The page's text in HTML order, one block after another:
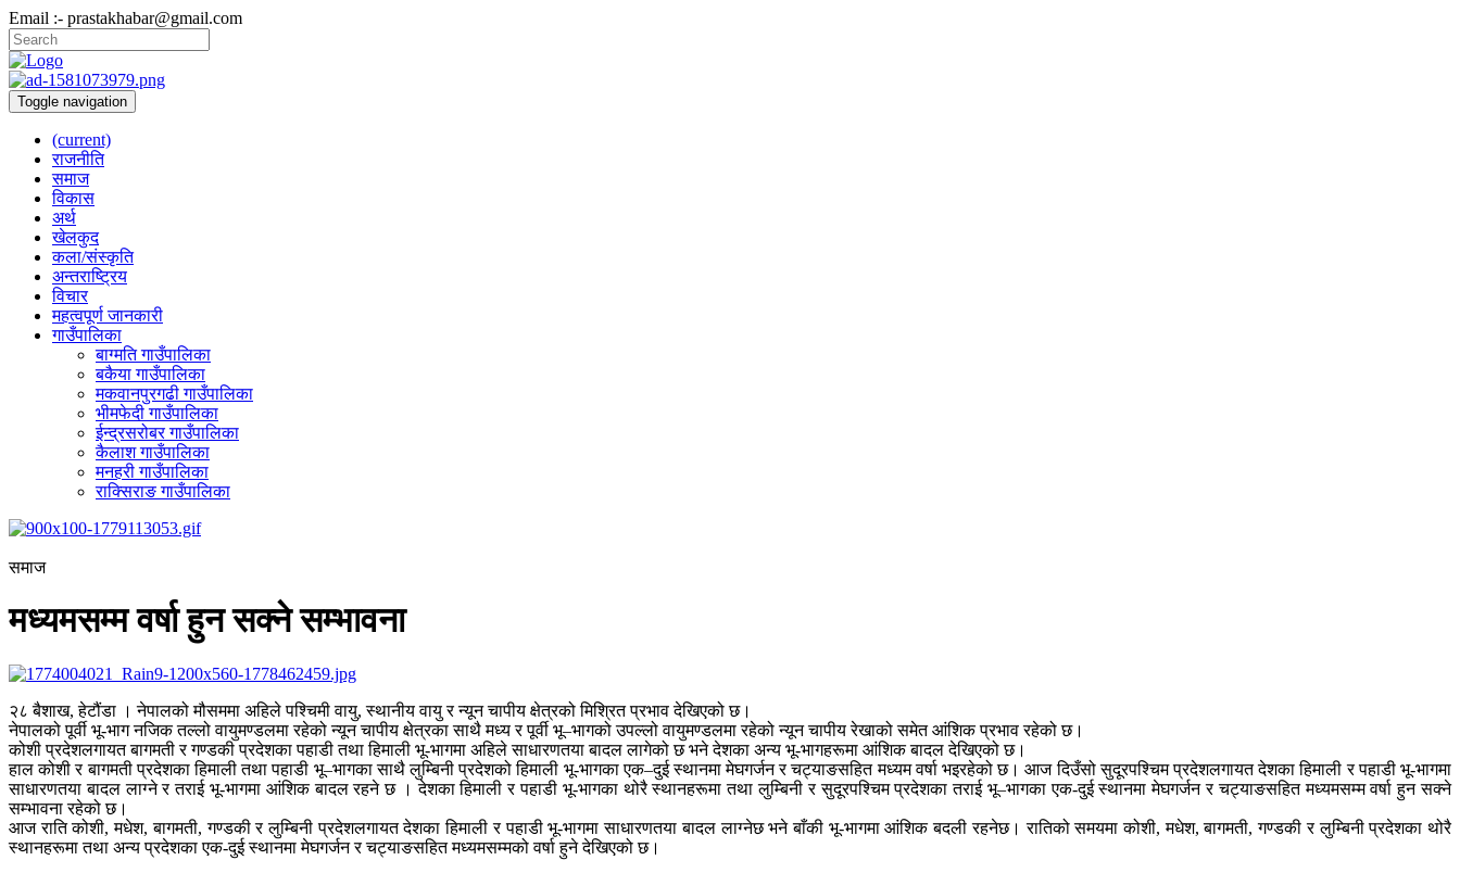
Email :- prastakhabar@gmail.com
Toggle navigation
(current)
राजनीति
समाज
विकास
अर्थ
खेलकुद
कला/संस्कृति
अन्तराष्ट्रिय
विचार
महत्वपूर्ण जानकारी
गाउँपालिका
बाग्मति गाउँपालिका
बकैया गाउँपालिका
मकवानपुरगढी गाउँपालिका
भीमफेदी गाउँपालिका
ईन्द्रसरोबर गाउँपालिका
कैलाश गाउँपालिका
मनहरी गाउँपालिका
राक्सिराङ गाउँपालिका
समाज
मध्यमसम्म वर्षा हुन सक्ने सम्भावना
२८ बैशाख, हेटौंडा । नेपालको मौसममा अहिले पश्चिमी वायु, स्थानीय वायु र न्यून चापीय क्षेत्रको मिश्रित प्रभाव देखिएको छ।
नेपालको पूर्वी भू-भाग नजिक तल्लो वायुमण्डलमा रहेको न्यून चापीय क्षेत्रका साथै मध्य र पूर्वी भू–भागको उपल्लो वायुमण्डलमा रहेको न्यून चापीय रेखाको समेत आंशिक प्रभाव रहेको छ।
कोशी प्रदेशलगायत बागमती र गण्डकी प्रदेशका पहाडी तथा हिमाली भू-भागमा अहिले साधारणतया बादल लागेको छ भने देशका अन्य भू-भागहरूमा आंशिक बादल देखिएको छ।
हाल कोशी र बागमती प्रदेशका हिमाली तथा पहाडी भू–भागका साथै लुम्बिनी प्रदेशको हिमाली भू-भागका एक–दुई स्थानमा मेघगर्जन र चट्याङसहित मध्यम वर्षा भइरहेको छ। आज दिउँसो सुदूरपश्चिम प्रदेशलगायत देशका हिमाली र पहाडी भू-भागमा
साधारणतया बादल लाग्ने र तराई भू-भागमा आंशिक बादल रहने छ । देशका हिमाली र पहाडी भू-भागका थोरै स्थानहरूमा तथा लुम्बिनी र सुदूरपश्चिम प्रदेशका तराई भू–भागका एक-दुई स्थानमा मेघगर्जन र चट्याङसहित मध्यमसम्म वर्षा हुन सक्ने
सम्भावना रहेको छ।
आज राति कोशी, मधेश, बागमती, गण्डकी र लुम्बिनी प्रदेशलगायत देशका हिमाली र पहाडी भू-भागमा साधारणतया बादल लाग्नेछ भने बाँकी भू-भागमा आंशिक बदली रहनेछ। रातिको समयमा कोशी, मधेश, बागमती, गण्डकी र लुम्बिनी प्रदेशका थोरै
स्थानहरूमा तथा अन्य प्रदेशका एक-दुई स्थानमा मेघगर्जन र चट्याङसहित मध्यमसम्मको वर्षा हुने देखिएको छ।